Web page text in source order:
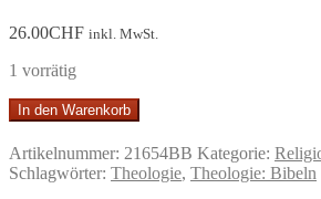
26.00CHF inkl. MwSt.
1 vorrätig
Auf
den
Spuren
der
Bibel.
In den Warenkorb
Artikelnummer: 21654BB Kategorie:
Schlagwörter: Theologie, Theologie: Bibeln